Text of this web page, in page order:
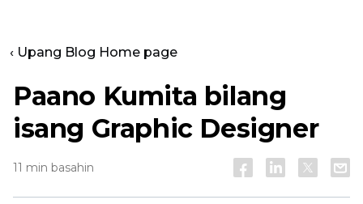
‹ Upang Blog Home page
Paano Kumita bilang
isang Graphic Designer
11 min basahin